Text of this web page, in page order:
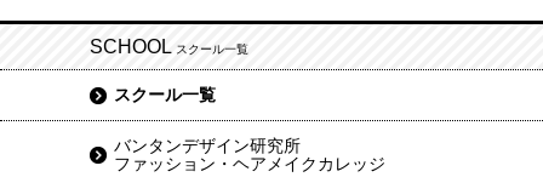
SCHOOL スクール一覧
スクール一覧
バンタンデザイン研究所
ファッション・ヘアメイクカレッジ